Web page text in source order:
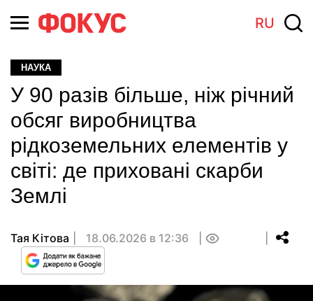
RU
НАУКА
У 90 разів більше, ніж річний
обсяг виробництва
рідкоземельних елементів у
світі: де приховані скарби
Землі
Тая Кітова 18.06.2026 в 12:36